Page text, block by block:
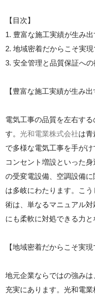
【目次】
1. 豊富な施工実績が生み
2. 地域密着だからこそ実
3. 安全管理と品質保証へ
【豊富な施工実績が生み出
電気工事の品質を左右す
す。光和電業株式会社は青
で多様な電気工事を手が
コンセント増設といった
の受変電設備、空調設備
は多岐にわたります。こ
術は、単なるマニュアル
にも柔軟に対処できる力と
【地域密着だからこそ実
地元企業ならではの強み
充実にあります。光和電